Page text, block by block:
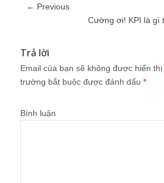
← Previous
Cường ơi! KPI là gì
Trả lời
Email của bạn sẽ không được hiển thị
trường bắt buộc được đánh dấu *
Bình luận